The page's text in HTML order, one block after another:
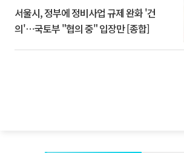
서울시, 정부에 정비사업 규제 완화 '건
의'⋯국토부 "협의 중" 입장만 [종합]